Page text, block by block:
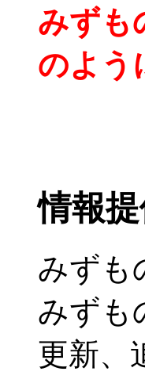
みずも
のよう
情報
みずも
みずも
更新、